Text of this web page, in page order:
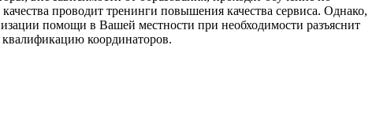
проводит тренинги повышения качества сервиса. Однако,
помощи в Вашей местности при необходимости разъяснит
координаторов.